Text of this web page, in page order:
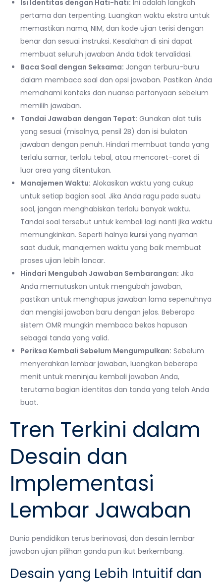
Isi Identitas dengan Hati-hati: Ini adalah langkah
pertama dan terpenting. Luangkan waktu ekstra untuk
memastikan nama, NIM, dan kode ujian terisi dengan
benar dan sesuai instruksi. Kesalahan di sini dapat
membuat seluruh jawaban Anda tidak tervalidasi.
Baca Soal dengan Seksama: Jangan terburu-buru
dalam membaca soal dan opsi jawaban. Pastikan Anda
memahami konteks dan nuansa pertanyaan sebelum
memilih jawaban.
Tandai Jawaban dengan Tepat: Gunakan alat tulis
yang sesuai (misalnya, pensil 2B) dan isi bulatan
jawaban dengan penuh. Hindari membuat tanda yang
terlalu samar, terlalu tebal, atau mencoret-coret di
luar area yang ditentukan.
Manajemen Waktu: Alokasikan waktu yang cukup
untuk setiap bagian soal. Jika Anda ragu pada suatu
soal, jangan menghabiskan terlalu banyak waktu.
Tandai soal tersebut untuk kembali lagi nanti jika waktu
memungkinkan. Seperti halnya kursi yang nyaman
saat duduk, manajemen waktu yang baik membuat
proses ujian lebih lancar.
Hindari Mengubah Jawaban Sembarangan: Jika
Anda memutuskan untuk mengubah jawaban,
pastikan untuk menghapus jawaban lama sepenuhnya
dan mengisi jawaban baru dengan jelas. Beberapa
sistem OMR mungkin membaca bekas hapusan
sebagai tanda yang valid.
Periksa Kembali Sebelum Mengumpulkan: Sebelum
menyerahkan lembar jawaban, luangkan beberapa
menit untuk meninjau kembali jawaban Anda,
terutama bagian identitas dan tanda yang telah Anda
buat.
Tren Terkini dalam
Desain dan
Implementasi
Lembar Jawaban
Dunia pendidikan terus berinovasi, dan desain lembar
jawaban ujian pilihan ganda pun ikut berkembang.
Desain yang Lebih Intuitif dan